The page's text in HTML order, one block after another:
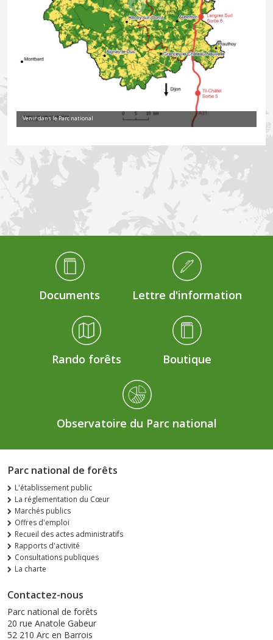
Venir dans le Parc national
Médiathèque Footer
Documents Lettre d'information
Rando forêts Boutique
Observatoire du Parc national
Parc national de forêts
L'établissement public
La réglementation du Cœur
Marchés publics
Offres d'emploi
Recueil des actes administratifs
Rapports d'activité
Consultations publiques
La charte
Contactez-nous
Parc national de forêts
20 rue Anatole Gabeur
52 210 Arc en Barrois